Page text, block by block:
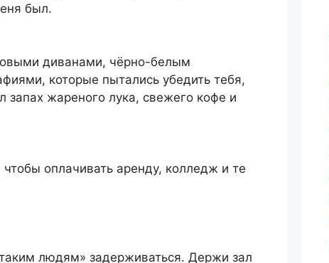
был.
диванами, чёрно-белым
которые пытались убедить тебя,
запах жареного лука, свежего кофе и
оплачивать аренду, колледж и те
людям» задерживаться. Держи зал